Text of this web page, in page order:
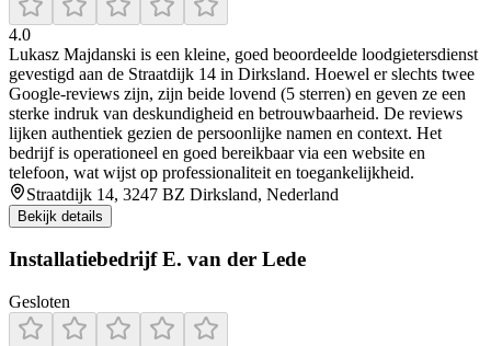
4.0
Lukasz Majdanski is een kleine, goed beoordeelde loodgietersdienst
gevestigd aan de Straatdijk 14 in Dirksland. Hoewel er slechts twee
Google‑reviews zijn, zijn beide lovend (5 sterren) en geven ze een
sterke indruk van deskundigheid en betrouwbaarheid. De reviews
lijken authentiek gezien de persoonlijke namen en context. Het
bedrijf is operationeel en goed bereikbaar via een website en
telefoon, wat wijst op professionaliteit en toegankelijkheid.
Straatdijk 14, 3247 BZ Dirksland, Nederland
Bekijk details
Installatiebedrijf E. van der Lede
Gesloten